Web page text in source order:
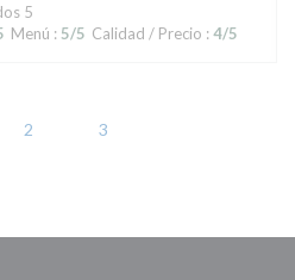
5
Menú : 5/5 Calidad / Precio : 4/5
2 3